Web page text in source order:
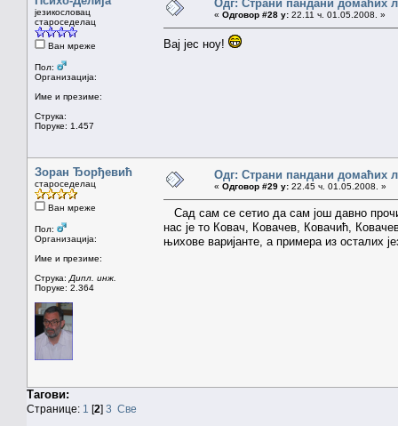
језикословац
староседелац
Ван мреже
Пол:
Организација:
Име и презиме:
Струка:
Поруке: 1.457
Одг: Страни пандани домаћих
« Одговор #28 у: 22.11 ч. 01.05.2008. »
Вај јес ноу!
Зоран Ђорђевић
староседелац
Ван мреже
Пол:
Организација:
Име и презиме:
Струка: Дипл. инж.
Поруке: 2.364
Одг: Страни пандани домаћих
« Одговор #29 у: 22.45 ч. 01.05.2008. »
Сад сам се сетио да сам још давно
нас је то Ковач, Ковачев, Ковачић,
њихове варијанте, а примера из осталих
Тагови:
Странице: 1 [2] 3 Све